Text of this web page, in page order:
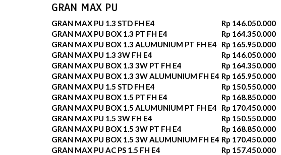
GRAN MAX PU
GRAN MAX PU 1.3 STD FH E4
Rp 146.050.000
GRAN MAX PU BOX 1.3 PT FH E4
Rp 164.350.000
GRAN MAX PU BOX 1.3 ALUMUNIUM PT FH E4
Rp 165.950.000
GRAN MAX PU 1.3 3W FH E4
Rp 146.050.000
GRAN MAX PU BOX 1.3 3W PT FH E4
Rp 164.350.000
GRAN MAX PU BOX 1.3 3W ALUMUNIUM FH E4 Rp 165.950.000
GRAN MAX PU 1.5 STD FH E4
Rp 150.550.000
GRAN MAX PU BOX 1.5 PT FH E4
Rp 168.850.000
GRAN MAX PU BOX 1.5 ALUMUNIUM PT FH E4
Rp 170.450.000
GRAN MAX PU 1.5 3W FH E4
Rp 150.550.000
GRAN MAX PU BOX 1.5 3W PT FH E4
Rp 168.850.000
GRAN MAX PU BOX 1.5 3W ALUMUNIUM FH E4 Rp 170.450.000
GRAN MAX PU AC PS 1.5 FH E4
Rp 157.450.000